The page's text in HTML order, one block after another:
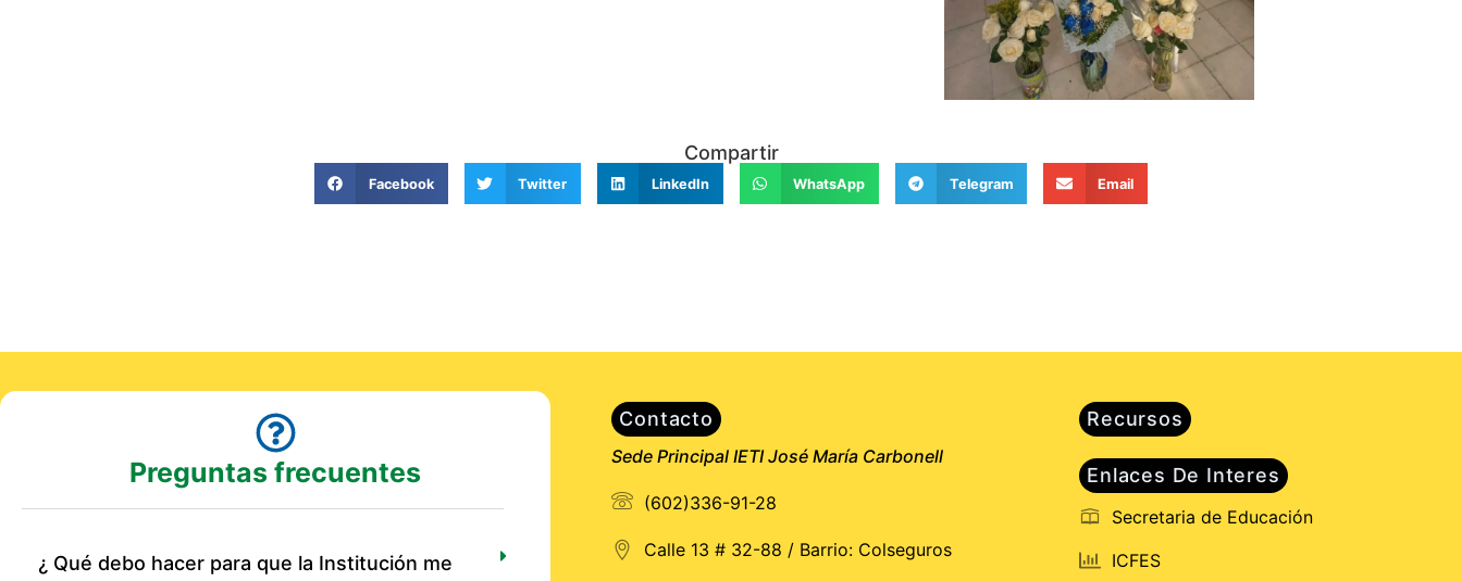
Compartir
Facebook Twitter LinkedIn WhatsApp Telegram Email
Preguntas frecuentes
¿ Qué debo hacer para que la Institución me
Contacto
Sede Principal IETI José María Carbonell
(602)336-91-28
Calle 13 # 32-88 / Barrio: Colseguros
Recursos
Enlaces De Interes
Secretaria de Educación
ICFES